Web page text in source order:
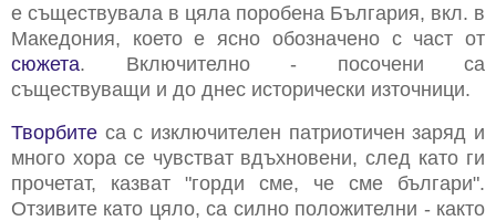
е съществувала в цяла поробена България, вкл. в
Македония, което е ясно обозначено с част от
сюжета. Включително - посочени са
съществуващи и до днес исторически източници.
Творбите са с изключителен патриотичен заряд и
много хора се чувстват вдъхновени, след като ги
прочетат, казват "горди сме, че сме българи".
Отзивите като цяло, са силно положителни - както